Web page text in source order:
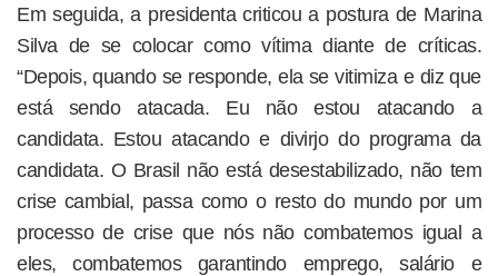
Em seguida, a presidenta criticou a postura de Marina
Silva de se colocar como vítima diante de críticas.
“Depois, quando se responde, ela se vitimiza e diz que
está sendo atacada. Eu não estou atacando a
candidata. Estou atacando e divirjo do programa da
candidata. O Brasil não está desestabilizado, não tem
crise cambial, passa como o resto do mundo por um
processo de crise que nós não combatemos igual a
eles, combatemos garantindo emprego, salário e